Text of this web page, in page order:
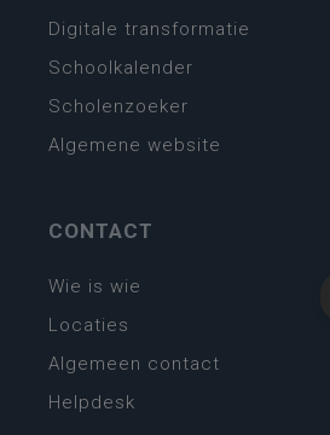
Digitale transformatie
Schoolkalender
Scholenzoeker
Algemene website
CONTACT
Wie is wie
Locaties
Algemeen contact
Helpdesk